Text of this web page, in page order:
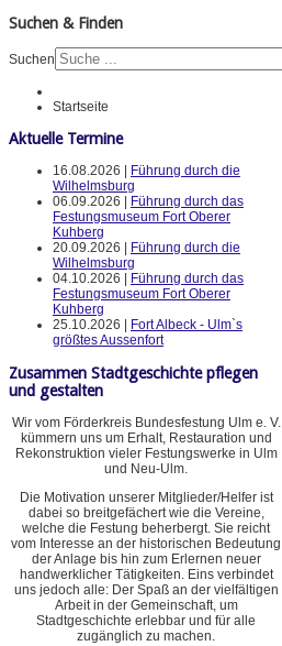
Suchen & Finden
Suchen
Startseite
Aktuelle Termine
16.08.2026 |
Führung durch die
Wilhelmsburg
06.09.2026 |
Führung durch das
Festungsmuseum Fort Oberer
Kuhberg
20.09.2026 |
Führung durch die
Wilhelmsburg
04.10.2026 |
Führung durch das
Festungsmuseum Fort Oberer
Kuhberg
25.10.2026 |
Fort Albeck - Ulm`s
größtes Aussenfort
Zusammen Stadtgeschichte pflegen
und gestalten
Wir vom Förderkreis Bundesfestung Ulm e. V.
kümmern uns um Erhalt, Restauration und
Rekonstruktion vieler Festungswerke in Ulm
und Neu-Ulm.
Die Motivation unserer Mitglieder/Helfer ist
dabei so breitgefächert wie die Vereine,
welche die Festung beherbergt. Sie reicht
vom Interesse an der historischen Bedeutung
der Anlage bis hin zum Erlernen neuer
handwerklicher Tätigkeiten. Eins verbindet
uns jedoch alle: Der Spaß an der vielfältigen
Arbeit in der Gemeinschaft, um
Stadtgeschichte erlebbar und für alle
zugänglich zu machen.